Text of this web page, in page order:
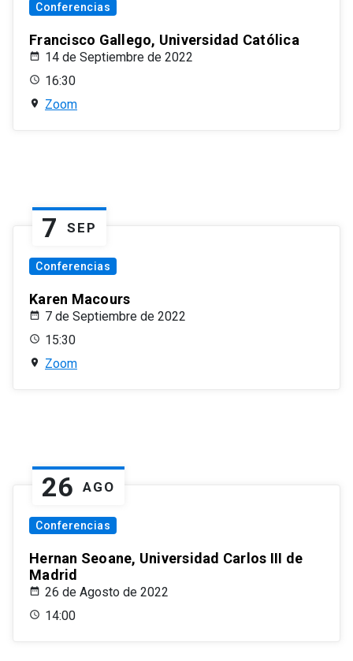
Conferencias
Francisco Gallego, Universidad Católica
14 de Septiembre de 2022
16:30
Zoom
7 SEP
Conferencias
Karen Macours
7 de Septiembre de 2022
15:30
Zoom
26 AGO
Conferencias
Hernan Seoane, Universidad Carlos III de
Madrid
26 de Agosto de 2022
14:00